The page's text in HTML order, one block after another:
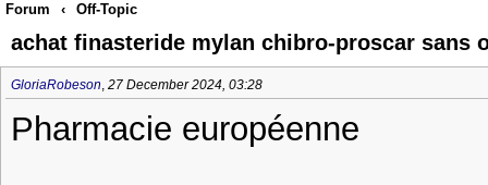
Forum
‹ Off-Topic
achat finasteride mylan chibro-proscar sans
GloriaRobeson, 27 December 2024, 03:28
Pharmacie européenne